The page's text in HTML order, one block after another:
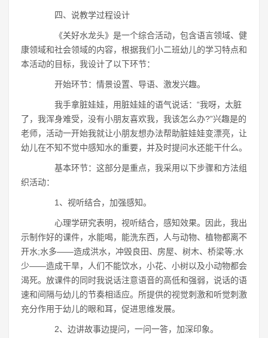
四、说教学过程设计
《关好水龙头》是一个综合活动，包含语言领域、健
康领域和社会领域的内容，根据我们小二班幼儿的学习特点和
本活动的目标，我设计了以下环节：
开始环节：情景设置、导语、激发兴趣。
我手拿脏娃娃，用脏娃娃的语气说话：“我呀，太脏
了，我浑身难受，没有小朋友喜欢我，我该怎么办?”兴趣是的
老师，活动一开始我就让小朋友想办法帮助脏娃娃变漂亮，让
幼儿在不知不觉中感知水的重要，并及时提问水还能干什么。
基本环节：这部分是重点，我采用以下步骤和方法组
织活动：
1、视听结合，加强感知。
心理学研究表明，视听结合，感知效果。因此，我出
示制作好的课件，水能喝，能洗东西，人与动物、植物都离不
开水;水多――造成洪水，冲毁良田、房屋、树木、桥梁等;水
少――造成干旱，人们不能饮水，小花、小树以及小动物都会
渴死。放课件的同时我说话注意语音的高低和强弱，说话的语
速和间隔与幼儿的节奏相适应。所提供的视觉刺激和听觉刺激
充分作用于幼儿的眼和耳，促进思维发展。
2、边讲故事边提问，一问一答，加深印象。